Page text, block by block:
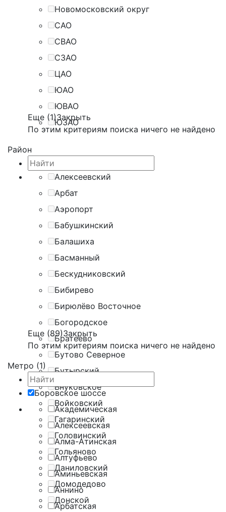
Новомосковский округ
САО
СВАО
СЗАО
ЦАО
ЮАО
ЮВАО
ЮЗАО
Еще (1)Закрыть
По этим критериям поиска ничего не найдено
Район
Алексеевский
Арбат
Аэропорт
Бабушкинский
Балашиха
Басманный
Бескудниковский
Бибирево
Бирюлёво Восточное
Богородское
Братеево
Бутово Северное
Бутырский
Внуковское
Войковский
Гагаринский
Головинский
Гольяново
Даниловский
Домодедово
Донской
Еще (89)Закрыть
По этим критериям поиска ничего не найдено
Метро (1)
Боровское шоссе
Академическая
Алексеевская
Алма-Атинская
Алтуфьево
Аминьевская
Аннино
Арбатская